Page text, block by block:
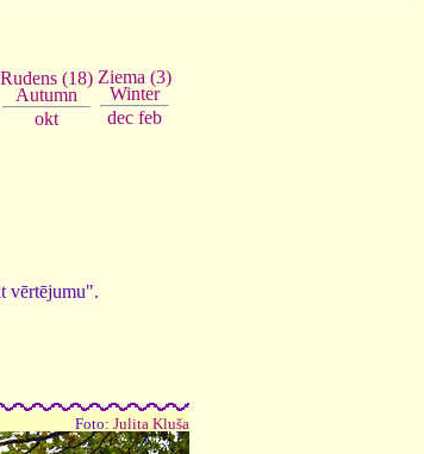
Rudens (18)
Autumn
okt
Ziema (3)
Winter
dec feb
vērtējumu".
Foto: Julita Kluša